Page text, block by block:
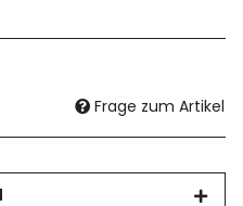
Frage zum Artikel